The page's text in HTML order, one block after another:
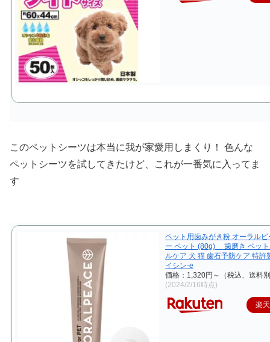
このペットシーツは本当に我が家愛用しまくり！ 色んな
ペットシーツを試してきたけど、これが一番気に入ってま
す
ペット用歯みがき粉 オーラルピ
ー ペット (80g) 歯磨き ペット
ルケア 犬 猫 歯石予防ケア 特許
イシン-e
価格：1,320円～（税込、送料
(2024/2/16時点)
楽